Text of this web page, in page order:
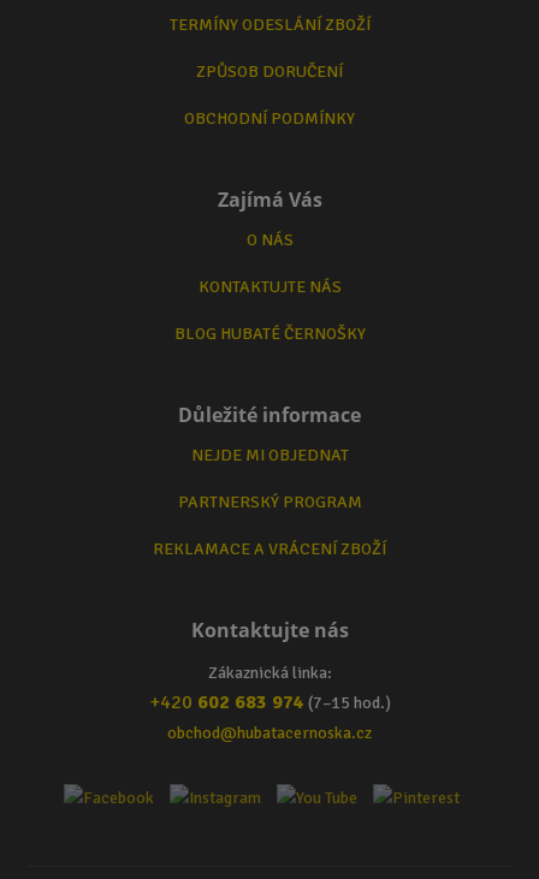
TERMÍNY ODESLÁNÍ ZBOŽÍ
ZPŮSOB DORUČENÍ
OBCHODNÍ PODMÍNKY
Zajímá Vás
O NÁS
KONTAKTUJTE NÁS
BLOG HUBATÉ ČERNOŠKY
Důležité informace
NEJDE MI OBJEDNAT
PARTNERSKÝ PROGRAM
REKLAMACE A VRÁCENÍ ZBOŽÍ
Kontaktujte nás
Zákaznická linka:
+420 602 683 974 (7–15 hod.)
obchod@hubatacernoska.cz